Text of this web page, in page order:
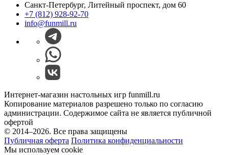
Санкт-Петербург, Литейный проспект, дом 60
+7 (812) 928-92-70
info@funmill.ru
Интернет-магазин настольных игр funmill.ru
Копирование материалов разрешено только по согласию
администрации. Содержимое сайта не является публичной
офертой
© 2014–2026. Все права защищены
Публичная оферта Политика конфиденциальности
Мы используем cookie